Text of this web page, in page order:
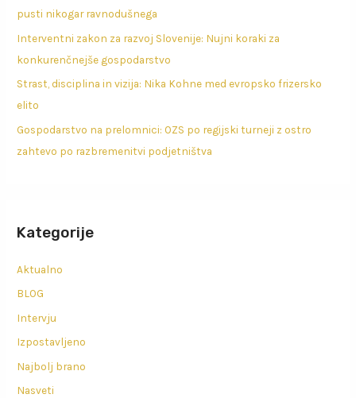
pusti nikogar ravnodušnega
Interventni zakon za razvoj Slovenije: Nujni koraki za
konkurenčnejše gospodarstvo
Strast, disciplina in vizija: Nika Kohne med evropsko frizersko
elito
Gospodarstvo na prelomnici: OZS po regijski turneji z ostro
zahtevo po razbremenitvi podjetništva
Kategorije
Aktualno
BLOG
Intervju
Izpostavljeno
Najbolj brano
Nasveti